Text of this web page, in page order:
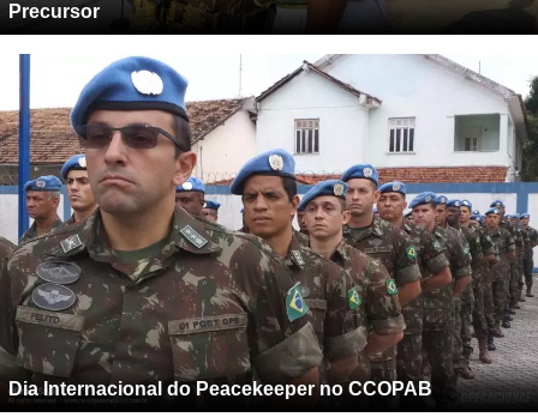
Precursor
Dia Internacional do Peacekeeper no CCOPAB